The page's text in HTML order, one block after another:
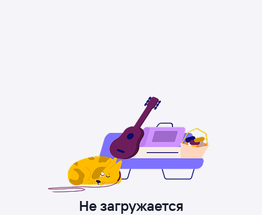
Не загружается